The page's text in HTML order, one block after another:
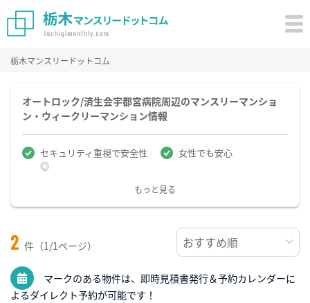
栃木マンスリードットコム
オートロック/済生会宇都宮病院周辺のマンスリーマンショ
ン・ウィークリーマンション情報
セキュリティ重視で安全性
◎
女性でも安心
もっと見る
2 件（1/1ページ）
マークのある物件は、即時見積書発行＆予約カレンダーに
よるダイレクト予約が可能です！